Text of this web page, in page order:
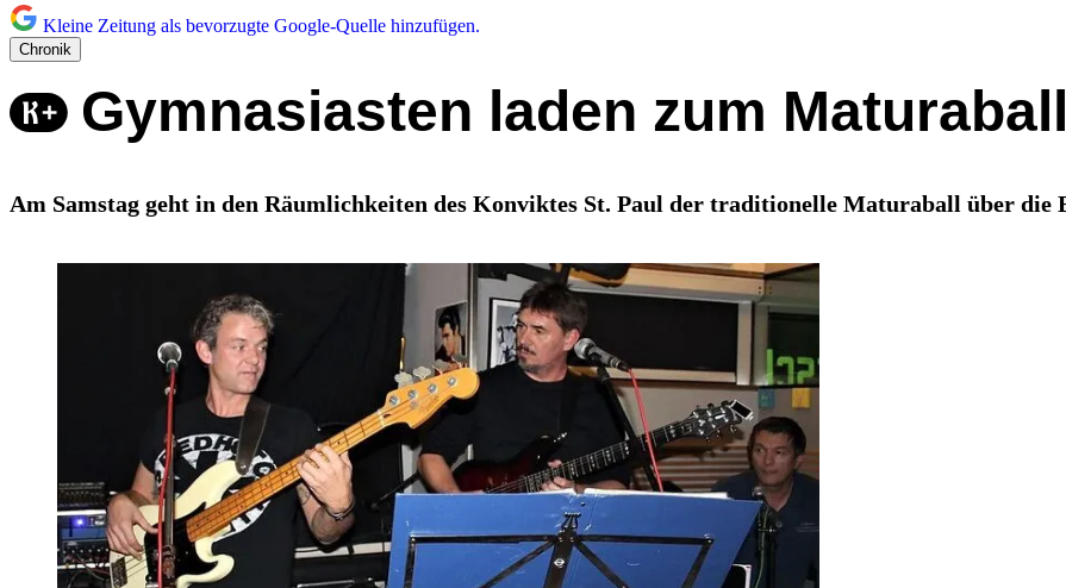
Kleine Zeitung als bevorzugte Google-Quelle hinzufügen.
Chronik
Gymnasiasten laden zum
Am Samstag geht in den Räumlichkeiten des Konviktes St. Paul der traditionelle Maturaball über die